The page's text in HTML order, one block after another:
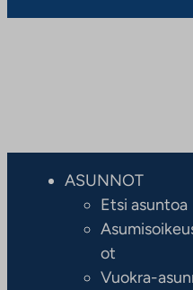
ASUNNOT
Etsi asuntoa
ot
Vuokra-